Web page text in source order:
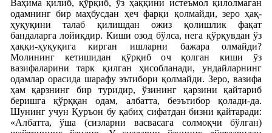
Ваҳима қилиб, қўрқиб, ўз ҳаққини истеъмол қилолмаган
одамнинг бир маҳбусдан ҳеч фарқи қолмайди, зеро ҳақ-
ҳуқуқини талаб қилишдан ожиз қолишлик фақат
бандаларга лойиқдир. Киши озод бўлса, нега қўрқувдан ўз
ҳаққи-ҳуқуқига кирган ишларни бажара олмайди?
Молининг кетишидан қўрқиб оч қолган киши ўз
вазифаларини тарк қилган ҳисобланади, ундайларнинг
одамлар орасида шарафу эътибори қолмайди. Зеро, вазифа
ҳам қарзнинг бир туридир, ўзининг қарзини қайтариб
беришга қўрққан одам, албатта, беэътибор қолади-да.
Шунинг учун Қуръон бу қабиҳ сифатдан бизни қайтаради:
«Албатта, ўша (сизларни васвасага солмоқчи бўлган)